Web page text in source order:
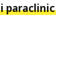
paraclinic